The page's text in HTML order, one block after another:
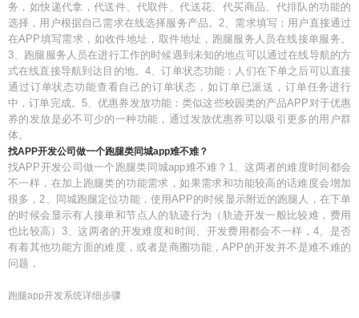
务，如快递代拿，代送件、代取件、代送花、代买商品、代排队的功能的
选择，用户根据自己需求在线选择服务产品。2、需求填写：用户直接通过
在APP填写需求，如收件地址，取件地址，跑腿服务人员在线接单服务。
3、跑腿服务人员在进行工作的时候遇到未知的地点可以通过在线导航的方
式在线直接导航到达目的地。4、订单状态功能：人们在下单之后可以直接
通过订单状态功能查看自己的订单状态，如订单已派送，订单任务进行
中，订单完成。5、优惠券发放功能：类似这些校园类的产品APP对于优惠
券的发放是必不可少的一种功能，通过发放优惠券可以吸引更多的用户群
体。
找APP开发公司做一个跑腿类同城app难不难？
找APP开发公司做一个跑腿类同城app难不难？1、这两者的难度时间都会
不一样，在加上跑腿类的功能需求，如果需求和功能较高的话难度会增加
很多，2、同城跑腿定位功能，使用APP的时候显示附近的跑腿人，在下单
的时候会显示有人接单和节点人的轨迹行为（轨迹开发一般比较难，费用
也比较高）3、这两者的开发难度和时间、开发费用都会不一样，4、是否
有着其他功能方面的难度，或者是商圈功能，APP的开发并不是难不难的
问题，
跑腿app开发系统详细步骤